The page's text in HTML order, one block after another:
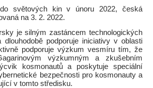
světových kin v únoru 2022, česká
na 3. 2. 2022.
je silným zastáncem technologických
podporuje iniciativy v oblasti
podporuje výzkum vesmíru tím, že
výzkumným a zkušebním
kosmonautů a poskytuje speciální
bezpečnosti pro kosmonauty a
v tomto středisku.